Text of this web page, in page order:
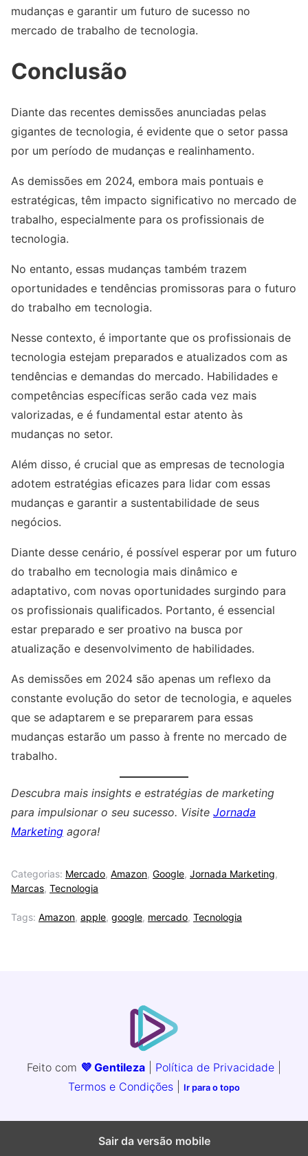
mudanças e garantir um futuro de sucesso no
mercado de trabalho de tecnologia.
Conclusão
Diante das recentes demissões anunciadas pelas
gigantes de tecnologia, é evidente que o setor passa
por um período de mudanças e realinhamento.
As demissões em 2024, embora mais pontuais e
estratégicas, têm impacto significativo no mercado de
trabalho, especialmente para os profissionais de
tecnologia.
No entanto, essas mudanças também trazem
oportunidades e tendências promissoras para o futuro
do trabalho em tecnologia.
Nesse contexto, é importante que os profissionais de
tecnologia estejam preparados e atualizados com as
tendências e demandas do mercado. Habilidades e
competências específicas serão cada vez mais
valorizadas, e é fundamental estar atento às
mudanças no setor.
Além disso, é crucial que as empresas de tecnologia
adotem estratégias eficazes para lidar com essas
mudanças e garantir a sustentabilidade de seus
negócios.
Diante desse cenário, é possível esperar por um futuro
do trabalho em tecnologia mais dinâmico e
adaptativo, com novas oportunidades surgindo para
os profissionais qualificados. Portanto, é essencial
estar preparado e ser proativo na busca por
atualização e desenvolvimento de habilidades.
As demissões em 2024 são apenas um reflexo da
constante evolução do setor de tecnologia, e aqueles
que se adaptarem e se prepararem para essas
mudanças estarão um passo à frente no mercado de
trabalho.
Descubra mais insights e estratégias de marketing
para impulsionar o seu sucesso. Visite Jornada
Marketing agora!
Categorias: Mercado, Amazon, Google, Jornada Marketing,
Marcas, Tecnologia
Tags: Amazon, apple, google, mercado, Tecnologia
Feito com 💜 Gentileza Política de Privacidade
Termos e Condições
Ir para o topo
Sair da versão mobile